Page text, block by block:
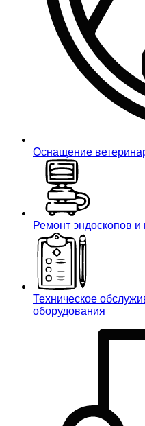
Оснащение
Ремонт эндоскопов
Техническое
оборудования